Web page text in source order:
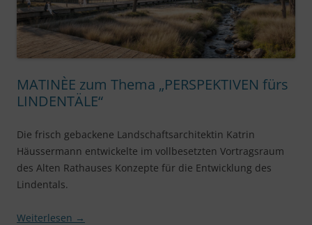
MATINÈE zum Thema „PERSPEKTIVEN fürs
LINDENTÄLE“
Die frisch gebackene Landschaftsarchitektin Katrin
Häussermann entwickelte im vollbesetzten Vortragsraum
des Alten Rathauses Konzepte für die Entwicklung des
Lindentals.
Weiterlesen →